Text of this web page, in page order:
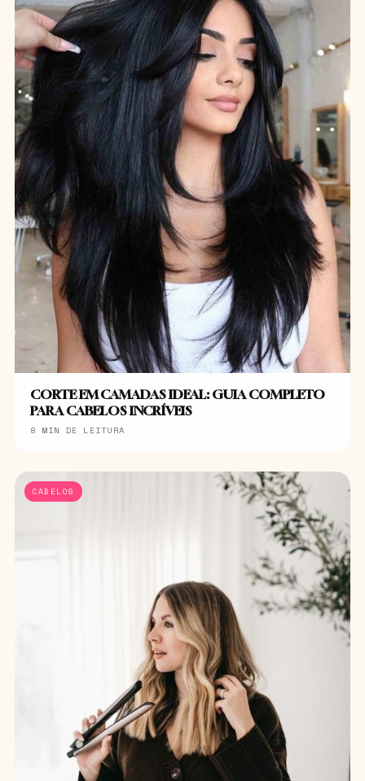
CORTE EM CAMADAS IDEAL: GUIA COMPLETO
PARA CABELOS INCRÍVEIS
8 MIN DE LEITURA
CABELOS